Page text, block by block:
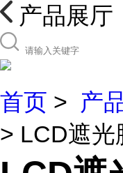
产品展厅
首页 > 产
> LCD遮光